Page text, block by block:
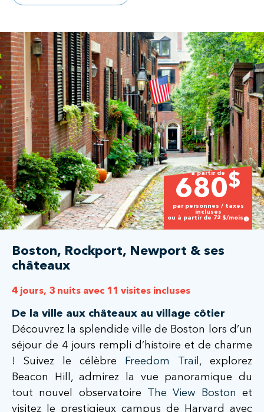
à partir de
680$
par personnes / taxes
incluses
ou à partir de 72$/mois
Boston, Rockport, Newport & ses
châteaux
4 jours, 3 nuits avec 11 visites incluses
De la ville aux châteaux au village côtier
Découvrez la splendide ville de Boston lors d’un
séjour de 4 jours rempli d’histoire et de charme
! Suivez le célèbre
Freedom Trail , explorez
Beacon Hill, admirez la vue panoramique du
tout nouvel observatoire
The View Boston et
visitez le prestigieux campus de Harvard avec